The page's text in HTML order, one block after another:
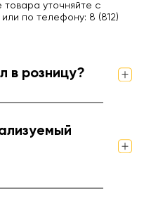
товара уточняйте с
по телефону: 8 (812)
в розницу?